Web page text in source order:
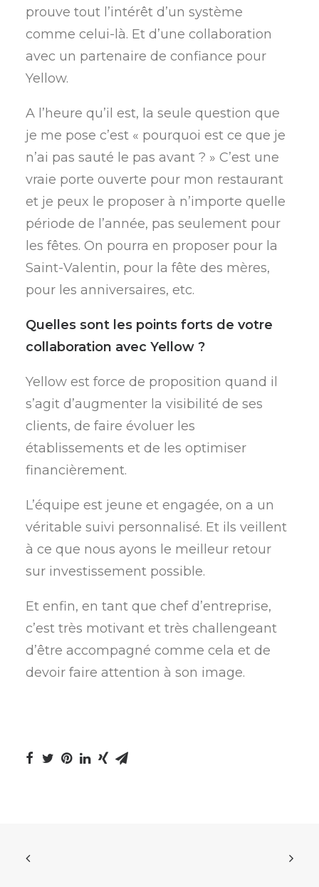
prouve tout l’intérêt d’un système
comme celui-là. Et d’une collaboration
avec un partenaire de confiance pour
Yellow.
A l’heure qu’il est, la seule question que
je me pose c’est « pourquoi est ce que je
n’ai pas sauté le pas avant ? » C’est une
vraie porte ouverte pour mon restaurant
et je peux le proposer à n’importe quelle
période de l’année, pas seulement pour
les fêtes. On pourra en proposer pour la
Saint-Valentin, pour la fête des mères,
pour les anniversaires, etc.
Quelles sont les points forts de votre
collaboration avec Yellow ?
Yellow est force de proposition quand il
s’agit d’augmenter la visibilité de ses
clients, de faire évoluer les
établissements et de les optimiser
financièrement.
L’équipe est jeune et engagée, on a un
véritable suivi personnalisé. Et ils veillent
à ce que nous ayons le meilleur retour
sur investissement possible.
Et enfin, en tant que chef d’entreprise,
c’est très motivant et très challengeant
d’être accompagné comme cela et de
devoir faire attention à son image.